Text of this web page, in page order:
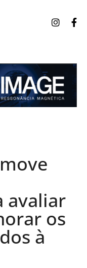
avaliar
os
à